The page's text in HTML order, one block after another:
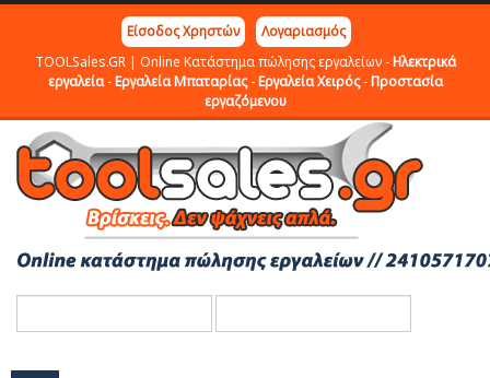
Είσοδος Χρηστών
Λογαριασμός
TOOLSales.GR | Online Κατάστημα πώλησης εργαλείων -Ηλεκτρικά
εργαλεία-Εργαλεία Μπαταρίας-Εργαλεία Χειρός-Προστασία
εργαζόμενου